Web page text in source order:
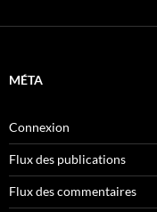
MÉTA
Connexion
Flux des publications
Flux des commentaires